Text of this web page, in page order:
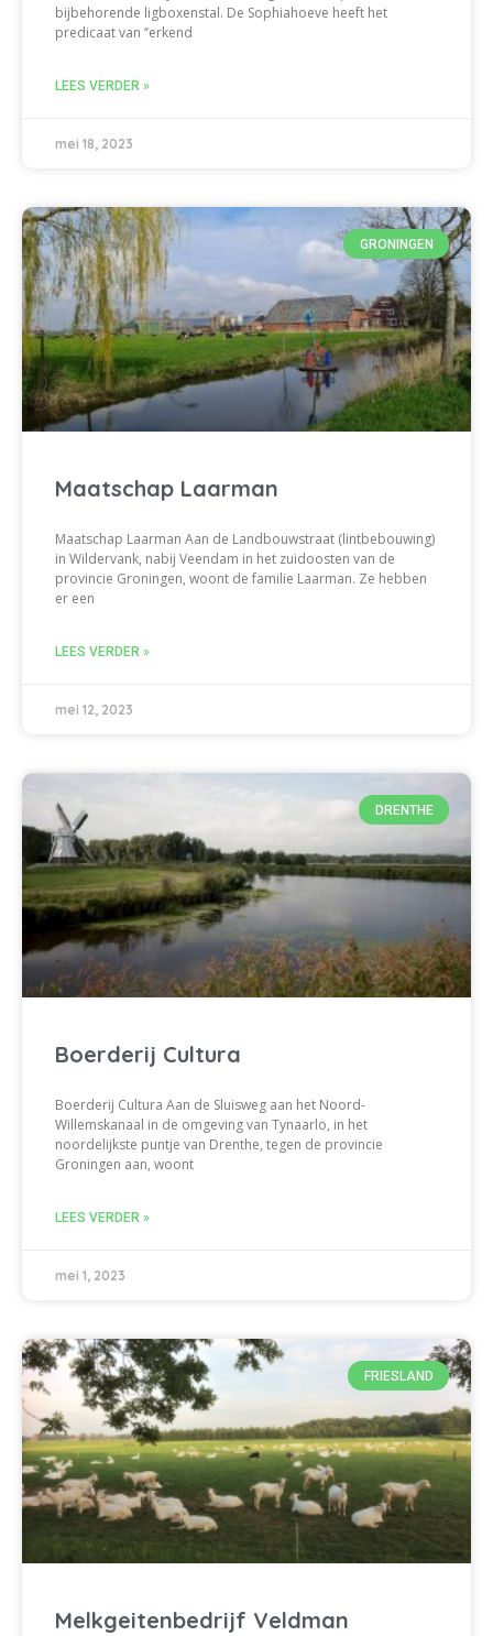
bijbehorende ligboxenstal. De Sophiahoeve heeft het
predicaat van ‘’erkend
LEES VERDER »
mei 18, 2023
GRONINGEN
Maatschap Laarman
Maatschap Laarman Aan de Landbouwstraat (lintbebouwing)
in Wildervank, nabij Veendam in het zuidoosten van de
provincie Groningen, woont de familie Laarman. Ze hebben
er een
LEES VERDER »
mei 12, 2023
DRENTHE
Boerderij Cultura
Boerderij Cultura Aan de Sluisweg aan het Noord-
Willemskanaal in de omgeving van Tynaarlo, in het
noordelijkste puntje van Drenthe, tegen de provincie
Groningen aan, woont
LEES VERDER »
mei 1, 2023
FRIESLAND
Melkgeitenbedrijf Veldman